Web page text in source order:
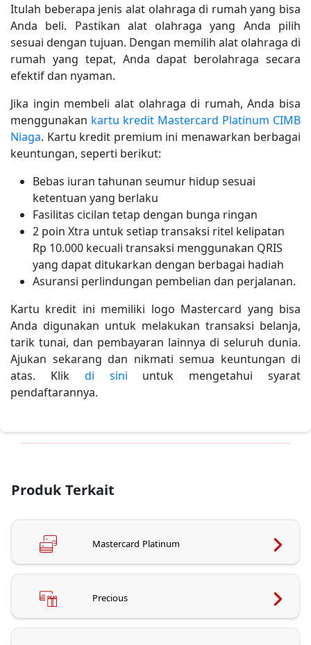
Itulah beberapa jenis alat olahraga di rumah yang bisa
Anda beli. Pastikan alat olahraga yang Anda pilih
sesuai dengan tujuan. Dengan memilih alat olahraga di
rumah yang tepat, Anda dapat berolahraga secara
efektif dan nyaman.
Jika ingin membeli alat olahraga di rumah, Anda bisa
menggunakan kartu kredit Mastercard Platinum CIMB
Niaga. Kartu kredit premium ini menawarkan berbagai
keuntungan, seperti berikut:
Bebas iuran tahunan seumur hidup sesuai
ketentuan yang berlaku
Fasilitas cicilan tetap dengan bunga ringan
2 poin Xtra untuk setiap transaksi ritel kelipatan
Rp 10.000 kecuali transaksi menggunakan QRIS
yang dapat ditukarkan dengan berbagai hadiah
Asuransi perlindungan pembelian dan perjalanan.
Kartu kredit ini memiliki logo Mastercard yang bisa
Anda digunakan untuk melakukan transaksi belanja,
tarik tunai, dan pembayaran lainnya di seluruh dunia.
Ajukan sekarang dan nikmati semua keuntungan di
atas. Klik di sini untuk mengetahui syarat
pendaftarannya.
Produk Terkait
Mastercard Platinum
Precious